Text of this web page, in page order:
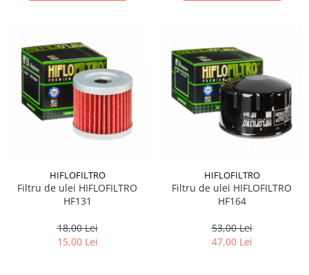
HIFLOFILTRO
Filtru de ulei HIFLOFILTRO
HF131
18,00 Lei
15,00 Lei
HIFLOFILTRO
Filtru de ulei HIFLOFILTRO
HF164
53,00 Lei
47,00 Lei